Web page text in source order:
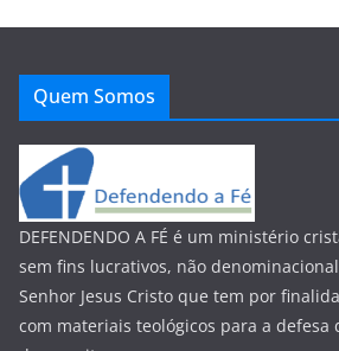
Quem Somos
DEFENDENDO A FÉ é um ministério
sem fins lucrativos, não
Senhor Jesus Cristo que tem por
com materiais teológicos para a defesa